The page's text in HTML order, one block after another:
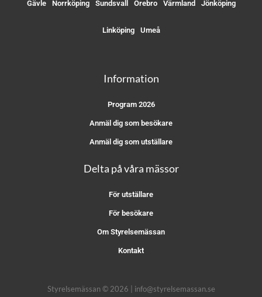
Gävle Norrköping Sundsvall Örebro Värmland Jönköping
Linköping Umeå
Information
Program 2026
Anmäl dig som besökare
Anmäl dig som utställare
Delta på våra mässor
För utställare
För besökare
Om Styrelsemässan
Kontakt
Styrelsemässan © 2026 | info@styrelsemassan.se